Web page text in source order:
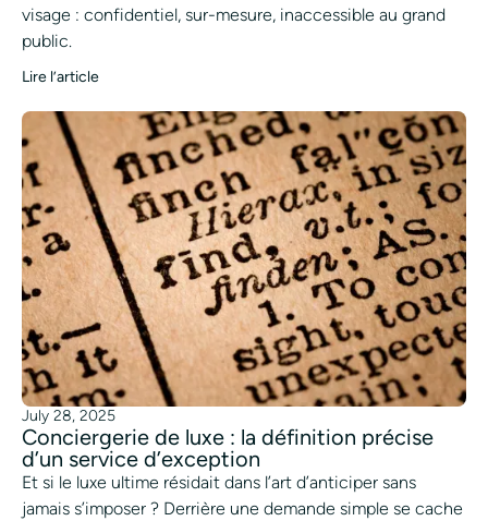
visage : confidentiel, sur-mesure, inaccessible au grand
public.
Lire l’article
July 28, 2025
Conciergerie de luxe : la définition précise
d’un service d’exception
Et si le luxe ultime résidait dans l’art d’anticiper sans
jamais s’imposer ? Derrière une demande simple se cache